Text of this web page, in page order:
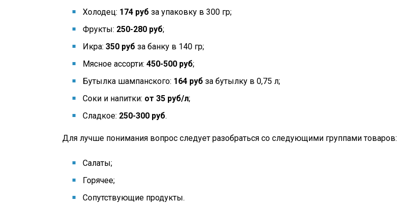
Холодец: 174 руб за упаковку в 300 гр;
Фрукты: 250-280 руб;
Икра: 350 руб за банку в 140 гр;
Мясное ассорти: 450-500 руб;
Бутылка шампанского: 164 руб за бутылку в 0,75 л;
Соки и напитки: от 35 руб/л;
Сладкое: 250-300 руб.
Для лучше понимания вопрос следует разобраться со следующими группами товаров:
Салаты;
Горячее;
Сопутствующие продукты.